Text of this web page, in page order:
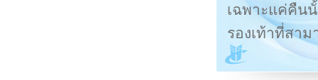
เฉพาะแค่คืน
รองเท้าที่สา